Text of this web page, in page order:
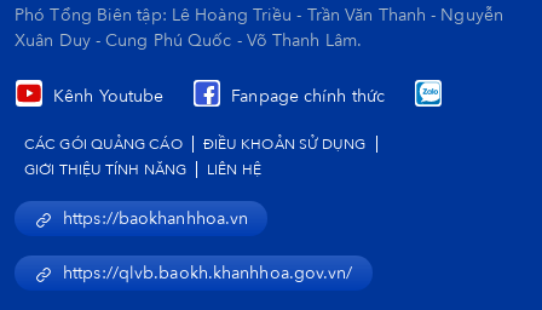
Phó Tổng Biên tập: Lê Hoàng Triều - Trần Văn Thanh - Nguyễn
Xuân Duy - Cung Phú Quốc - Võ Thanh Lâm.
Kênh Youtube Fanpage chính thức
CÁC GÓI QUẢNG CÁO
ĐIỀU KHOẢN SỬ DỤNG
GIỚI THIỆU TÍNH NĂNG
LIÊN HỆ
https://baokhanhhoa.vn
https://qlvb.baokh.khanhhoa.gov.vn/